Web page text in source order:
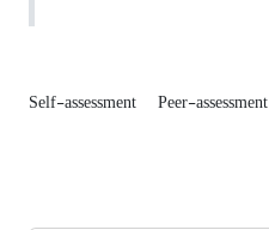
Self-assessment Peer-assessment